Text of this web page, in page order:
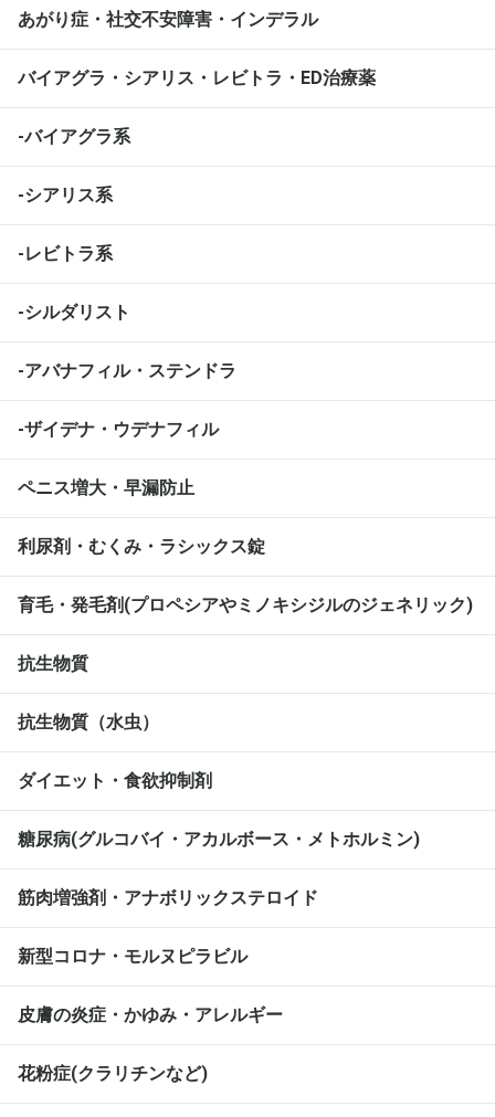
あがり症・社交不安障害・インデラル
バイアグラ・シアリス・レビトラ・ED治療薬
-バイアグラ系
-シアリス系
-レビトラ系
-シルダリスト
-アバナフィル・ステンドラ
-ザイデナ・ウデナフィル
ペニス増大・早漏防止
利尿剤・むくみ・ラシックス錠
育毛・発毛剤(プロペシアやミノキシジルのジェネリック)
抗生物質
抗生物質（水虫）
ダイエット・食欲抑制剤
糖尿病(グルコバイ・アカルボース・メトホルミン)
筋肉増強剤・アナボリックステロイド
新型コロナ・モルヌピラビル
皮膚の炎症・かゆみ・アレルギー
花粉症(クラリチンなど)